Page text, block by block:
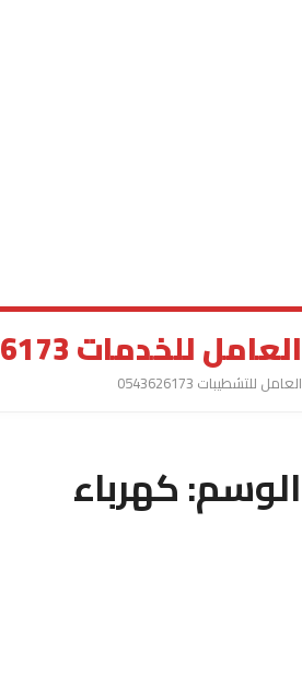
العامل للخدمات 0543626173
العامل للتشطيبات 0543626173
الوسم:كهرباء